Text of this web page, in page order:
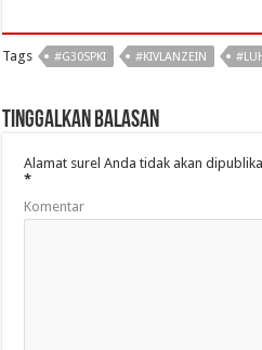
Tags #G30SPKI #KIVLANZEIN
Tinggalkan Balasan
Alamat surel Anda tidak akan
*
Komentar